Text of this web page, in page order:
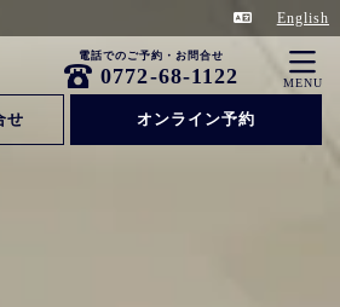
English
電話でのご予約・お問合せ
0772-68-1122
せ オンライン予約
MENU